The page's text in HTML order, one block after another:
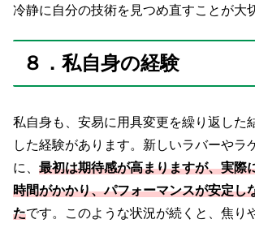
冷静に自分の技術を見つめ直すことが大
８．私自身の経験
私自身も、安易に用具変更を繰り返した
した経験があります。新しいラバーやラ
に、 最初は期待感が高まりますが、実際
時間がかかり、パフォーマンスが安定し
たです。このような状況が続くと、焦り